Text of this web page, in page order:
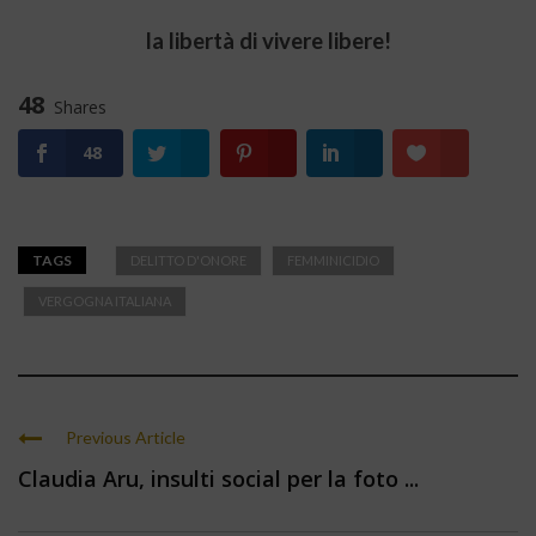
la libertà di vivere libere!
48 Shares
48
TAGS DELITTO D'ONORE FEMMINICIDIO
VERGOGNA ITALIANA
Previous Article
Claudia Aru, insulti social per la foto ...